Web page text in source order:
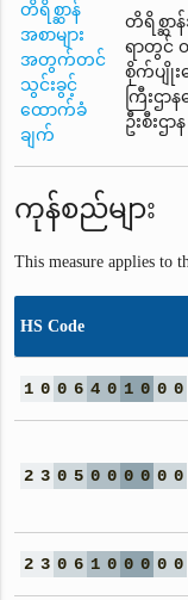
တိရိစ္ဆာန်
အစာများ
အတွက်တင်
သွင်းခွင့်
ထောက်ခံ
ချက်
တိရိစ္ဆာ
ရာတွင်
စိုက်ပျိုး
ကြီးဌာ
ဦးစီးဌ
ကုန်စည်များ
This measure applies to
HS Code
1 0 0 6 4 0 1 0 0 0
2 3 0 5 0 0 0 0 0 0
2 3 0 6 1 0 0 0 0 0